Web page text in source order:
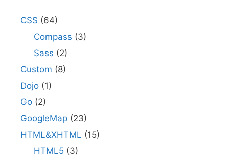
CSS (64)
Compass (3)
Sass (2)
Custom (8)
Dojo (1)
Go (2)
GoogleMap (23)
HTML&XHTML (15)
HTML5(3)